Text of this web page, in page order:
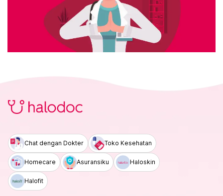
Chat dengan Dokter Toko Kesehatan
Homecare Asuransiku Haloskin
Halofit